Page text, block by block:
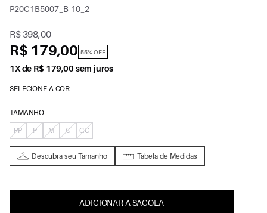
P20C1B5007_B-10_2
R$ 398,00
R$ 179,00 55% OFF
1X de R$ 179,00 sem juros
SELECIONE A COR:
TAMANHO
PP
P M G GG
Descubra seu Tamanho Tabela de Medidas
ADICIONAR À SACOLA